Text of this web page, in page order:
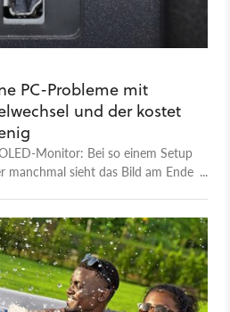
PC-Probleme mit
und der kostet
Monitor: Bei so einem Setup
manchmal sieht das Bild am Ende